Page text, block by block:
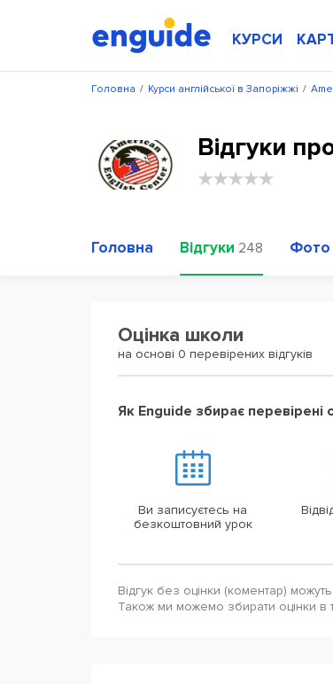
КУРСИ
/
Головна /
Курси англійської в Запоріжжі
Відгуки
Головна Відгуки 248 Фото
Оцінка школи
на основі 0 перевірених відгуків
Як Enguide збирає перевірені
Ви записуєтесь на
безкоштовний урок
Відгук без оцінки (коментар)
Також ми можемо збирати оцінки